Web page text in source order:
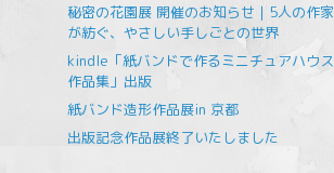
秘密の花園展 開催のお知らせ｜5人の作家
が紡ぐ、やさしい手しごとの世界
kindle「紙バンドで作るミニチュアハウス
作品集」出版
紙バンド造形作品展in 京都
出版記念作品展終了いたしました